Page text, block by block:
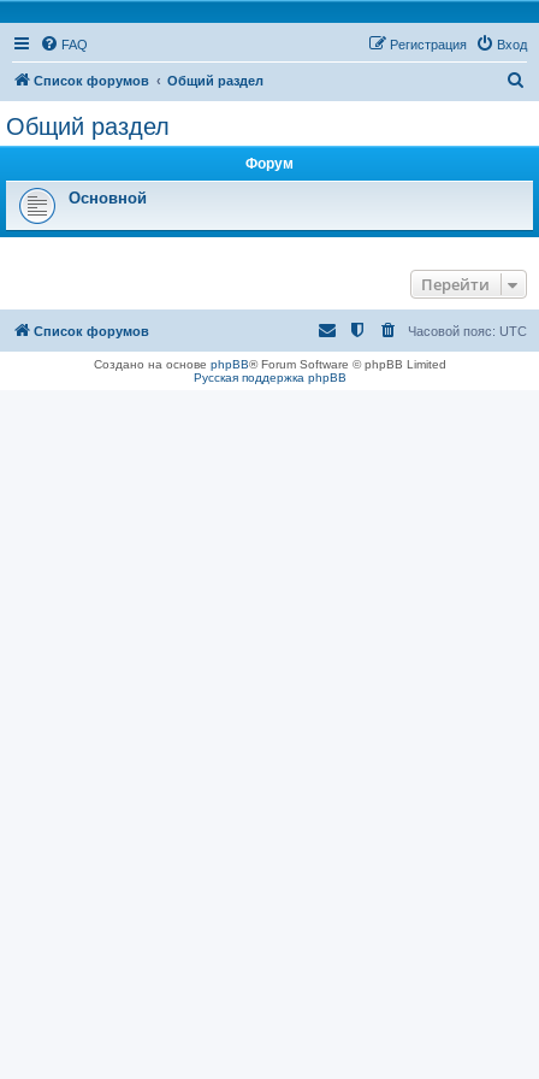
FAQ Вход
Регистрация
Список форумов Общий раздел
Общий раздел
Форум
Основной
Перейти
Список форумов Часовой пояс: UTC
Создано на основе phpBB® Forum Software © phpBB Limited
Русская поддержка phpBB